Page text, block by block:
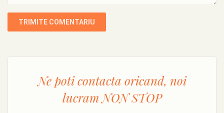
Ne poti contacta oricand, noi
lucramNON STOP